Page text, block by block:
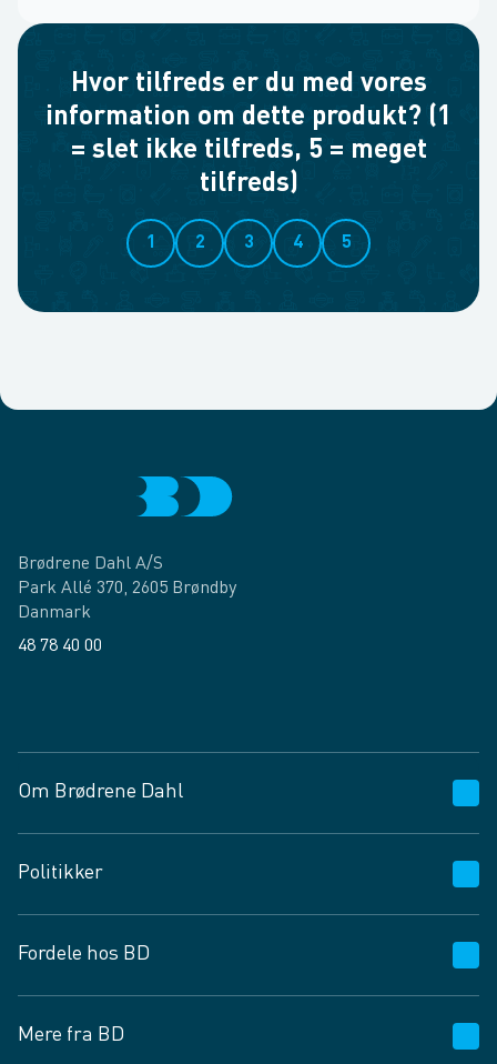
Hvor tilfreds er du med vores
information om dette produkt? (1
= slet ikke tilfreds, 5 = meget
tilfreds)
1 2 3 4 5
Brødrene Dahl A/S
Park Allé 370, 2605 Brøndby
Danmark
48 78 40 00
Om Brødrene Dahl
Vagttelefon 30 10 89 89
Spørgsmål og svar
Job og karriere
Fødevarekontrolrapport
Politikker
Privatlivspolitik
Cookies
Vilkår og betingelser
Fordele hos BD
BD app
Mere fra BD